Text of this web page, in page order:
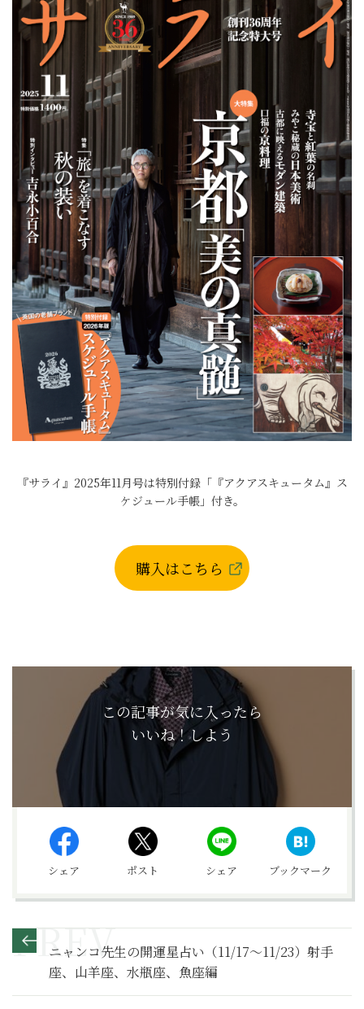
『サライ』2025年11月号は特別付録「『アクアスキュータム』ス
ケジュール手帳」付き。
購入はこちら
この記事が気に入ったら
いいね！しよう
シェア ポスト シェア ブックマーク
ニャンコ先生の開運星占い（11/17～11/23）射手
座、山羊座、水瓶座、魚座編